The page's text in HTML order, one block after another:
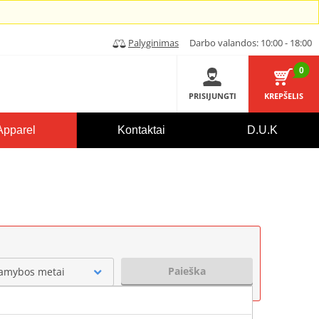
Palyginimas Darbo valandos: 10:00 - 18:00
PRISIJUNGTI
0
KREPŠELIS
Kontaktai D.U.K
metai Paieška